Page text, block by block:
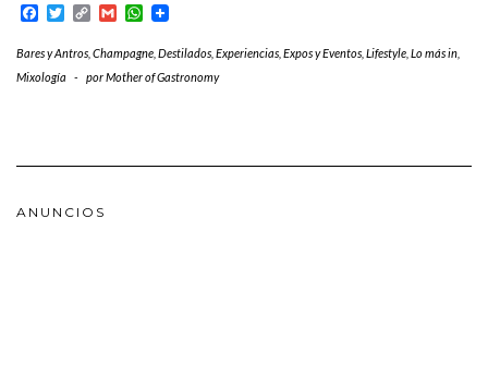
Facebook
TwitterCopyGmailWhatsApp
Bares y Antros Champagne Destilados Experiencias Expos y Eventos Lifestyle Lo más in
Mixología
- porMother of Gastronomy
ANUNCIOS